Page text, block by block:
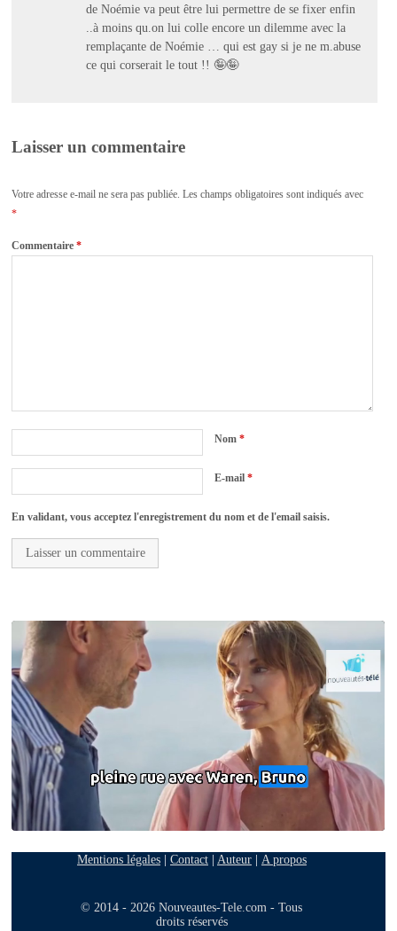
de Noémie va peut être lui permettre de se fixer enfin
..à moins qu.on lui colle encore un dilemme avec la
remplaçante de Noémie … qui est gay si je ne m.abuse
ce qui corserait le tout !! 🤪🤪
Laisser un commentaire
Votre adresse e-mail ne sera pas publiée. Les champs obligatoires sont indiqués avec
*
Commentaire*
Nom*
E-mail*
En validant, vous acceptez l'enregistrement du nom et de l'email saisis.
Mentions légales| Contact| Auteur| A propos
© 2014 - 2026 Nouveautes-Tele.com - Tous
droits réservés